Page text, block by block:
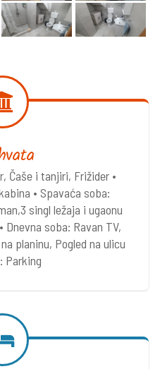
Čaše i tanjiri, Frižider •
• Spavaća soba:
singl ležaja i ugaonu
soba: Ravan TV,
planinu, Pogled na ulicu
Parking